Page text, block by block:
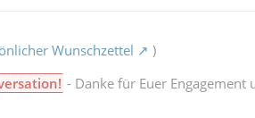
Wunschzettel
)
- Danke für Euer Engagement